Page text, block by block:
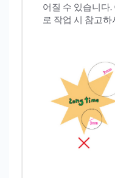
어질 수 있습니다
로 작업 시 참고